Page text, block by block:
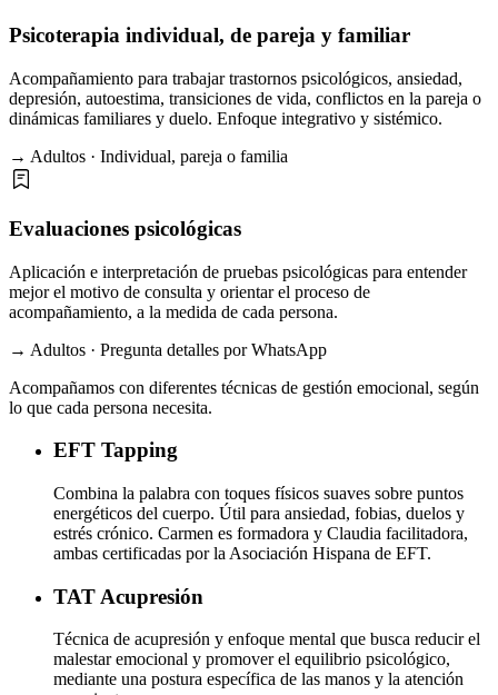
Psicoterapia individual, de pareja y familiar
Acompañamiento para trabajar trastornos psicológicos, ansiedad,
depresión, autoestima, transiciones de vida, conflictos en la pareja o
dinámicas familiares y duelo. Enfoque integrativo y sistémico.
→ Adultos · Individual, pareja o familia
Evaluaciones psicológicas
Aplicación e interpretación de pruebas psicológicas para entender
mejor el motivo de consulta y orientar el proceso de
acompañamiento, a la medida de cada persona.
→ Adultos · Pregunta detalles por WhatsApp
Acompañamos con diferentes técnicas de gestión emocional, según
lo que cada persona necesita.
EFT Tapping
Combina la palabra con toques físicos suaves sobre puntos
energéticos del cuerpo. Útil para ansiedad, fobias, duelos y
estrés crónico. Carmen es formadora y Claudia facilitadora,
ambas certificadas por la Asociación Hispana de EFT.
TAT Acupresión
Técnica de acupresión y enfoque mental que busca reducir el
malestar emocional y promover el equilibrio psicológico,
mediante una postura específica de las manos y la atención